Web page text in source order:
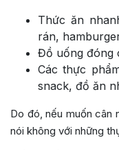
Thức ăn
rán,
Đồ uống đóng
Các thực
snack, đồ ăn
Do đó, nếu muốn cân
nói không với những